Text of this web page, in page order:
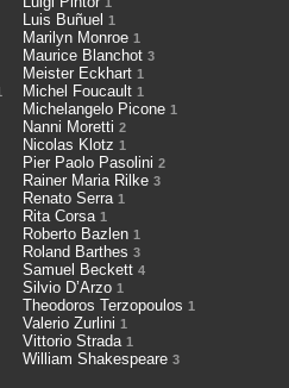
Luis Buñuel 1
Marilyn Monroe 1
Maurice Blanchot 3
Meister Eckhart 1
Michel Foucault 1
Michelangelo Picone 1
Nanni Moretti 2
Nicolas Klotz 1
Pier Paolo Pasolini 2
Rainer Maria Rilke 3
Renato Serra 1
Rita Corsa 1
Roberto Bazlen 1
Roland Barthes 3
Samuel Beckett 4
Silvio D’Arzo 1
Theodoros Terzopoulos 1
Valerio Zurlini 1
Vittorio Strada 1
William Shakespeare 3